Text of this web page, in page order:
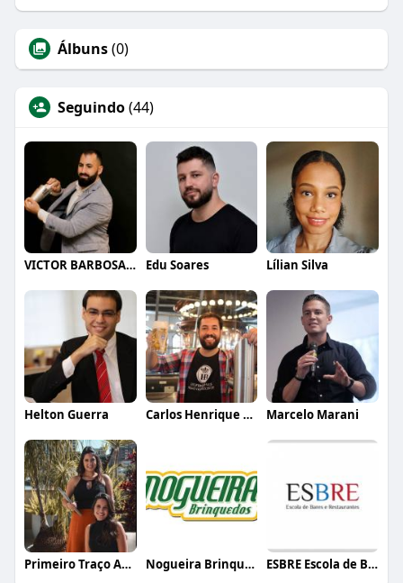
Álbuns(0)
Seguindo(44)
VICTOR BARBOSA QUARANTA Edu Soares Lílian Silva
Helton Guerra Carlos Henrique de Faria Vasconcelos Marcelo Marani
Primeiro Traço Arquitetura Nogueira Brinquedos ESBRE Escola de Bares e Restaurantes